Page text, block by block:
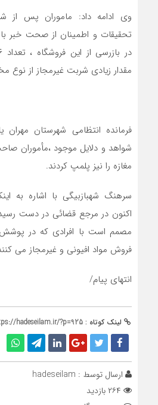
وی ادامه داد: ماموران پس از
تحقیقات و اطمینان از صحت خبر
مقدار زیادی شربت غیرمجاز از نوع
فرمانده انتظامی شهرستان مهران
شواهد و دلایل موجود ،مأموران
مغازه را نیز پلمپ کردند.
سرهنگ شهبازبیگی با اشاره به
اکنون در مرجع قضائی در دست
مصمم است با افرادی که در
فروش مواد افیونی و غیرمجاز می
انتهای پیام/
لینک کوتاه : hadeseilam.ir/?p=925
ارسال توسط : hadeseilam